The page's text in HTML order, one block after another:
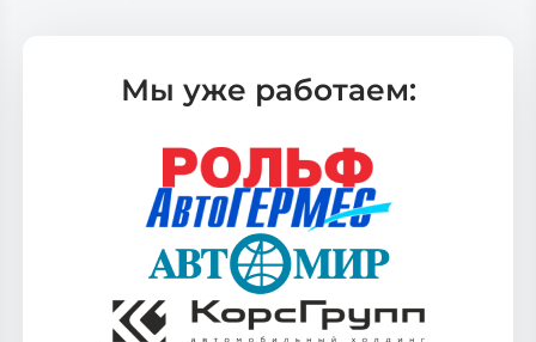
Мы уже работаем: